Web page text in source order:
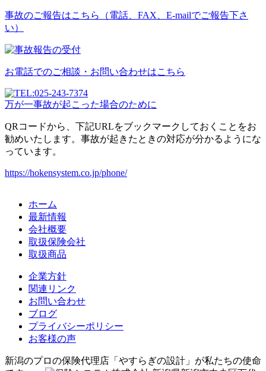
事故のご報告はこちら（電話、FAX、E-mailでご報告下さ
い）
お電話でのご相談・お問い合わせはこちら
万が一事故が起こった場合のために
QRコードから、下記URLをブックマークしておくことをお
勧めいたします。事故が起きたときの対応が分かるようにな
っています。
https://hokensystem.co.jp/phone/
ホーム
最新情報
会社概要
取扱保険会社
取扱商品
企業方針
関連リンク
お問い合わせ
ブログ
プライバシーポリシー
お客様の声
新潟のプロの保険代理店「やすらぎの設計」が私たちの使命